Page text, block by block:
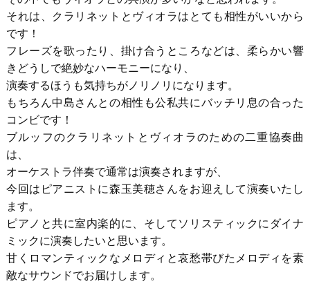
それは、クラリネットとヴィオラはとても相性がいいから
です！
フレーズを歌ったり、掛け合うところなどは、柔らかい響
きどうしで絶妙なハーモニーになり、
演奏するほうも気持ちがノリノリになります。
もちろん中島さんとの相性も公私共にバッチリ息の合った
コンビです！
ブルッフのクラリネットとヴィオラのための二重協奏曲
は、
オーケストラ伴奏で通常は演奏されますが、
今回はピアニストに森玉美穂さんをお迎えして演奏いたし
ます。
ピアノと共に室内楽的に、そしてソリスティックにダイナ
ミックに演奏したいと思います。
甘くロマンティックなメロディと哀愁帯びたメロディを素
敵なサウンドでお届けします。